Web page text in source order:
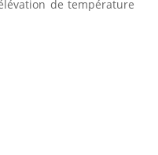
de température